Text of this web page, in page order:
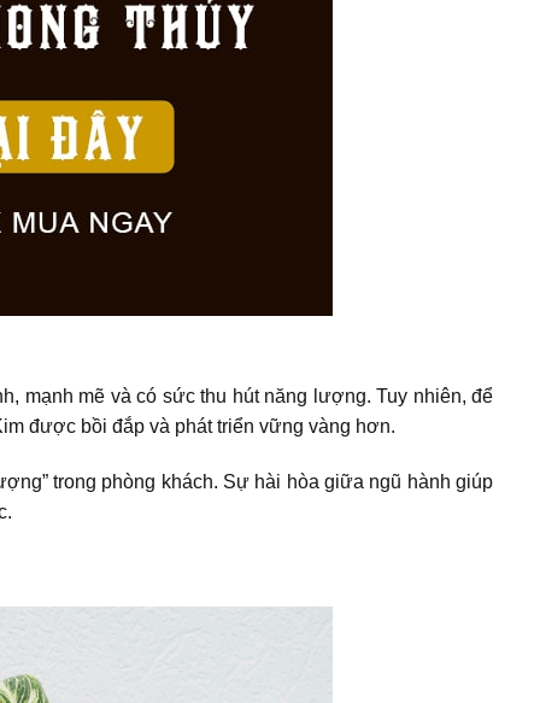
mạnh mẽ và có sức thu hút năng lượng. Tuy nhiên, để
được bồi đắp và phát triển vững vàng hơn.
trong phòng khách. Sự hài hòa giữa ngũ hành giúp